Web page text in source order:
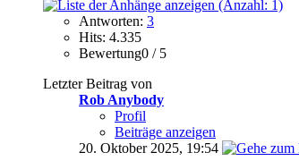
Antworten: 3
Hits: 4.335
Bewertung0 / 5
Letzter Beitrag von
Rob Anybody
Profil
Beiträge anzeigen
20. Oktober 2025, 19:54